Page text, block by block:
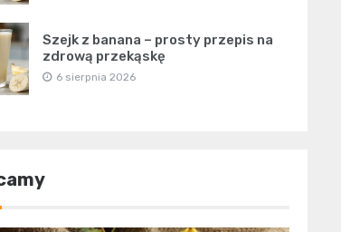
Szejk z banana – prosty przepis na
zdrową przekąskę
6 sierpnia 2026